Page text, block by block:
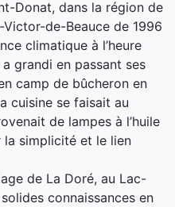
Donat, dans la région de
de-Beauce de 1996
climatique à l’heure
grandi en passant ses
camp de bûcheron en
cuisine se faisait au
de lampes à l’huile
simplicité et le lien
de La Doré, au Lac-
connaissances en